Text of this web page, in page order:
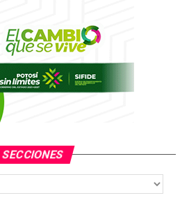
SECCIONES